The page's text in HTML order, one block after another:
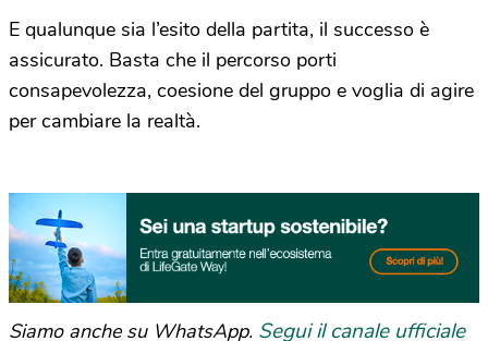
E qualunque sia l’esito della partita, il successo è
assicurato. Basta che il percorso porti
consapevolezza, coesione del gruppo e voglia di agire
per cambiare la realtà.
Siamo anche su WhatsApp. Segui il canale ufficiale